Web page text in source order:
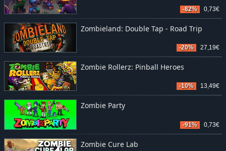
-82% 0,73€
Zombieland: Double Tap - Road Trip
-20% 27,19€
Zombie Rollerz: Pinball Heroes
-10% 13,49€
Zombie Party
-91% 0,73€
Zombie Cure Lab